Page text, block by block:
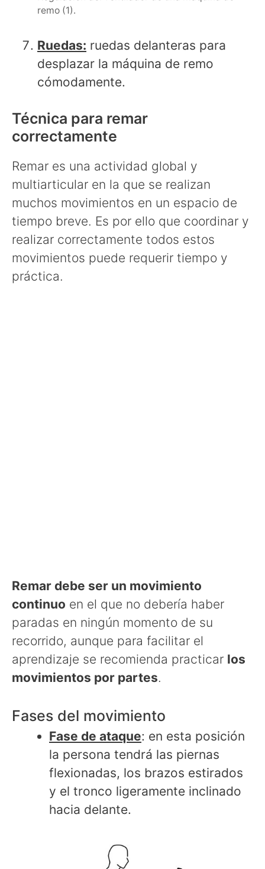
remo (1).
Ruedas: ruedas delanteras para
desplazar la máquina de remo
cómodamente.
Técnica para remar
correctamente
Remar es una actividad global y
multiarticular en la que se realizan
muchos movimientos en un espacio de
tiempo breve. Es por ello que coordinar y
realizar correctamente todos estos
movimientos puede requerir tiempo y
práctica.
Remar debe ser un movimiento
continuo en el que no debería haber
paradas en ningún momento de su
recorrido, aunque para facilitar el
aprendizaje se recomienda practicar los
movimientos por partes.
Fases del movimiento
Fase de ataque: en esta posición
la persona tendrá las piernas
flexionadas, los brazos estirados
y el tronco ligeramente inclinado
hacia delante.